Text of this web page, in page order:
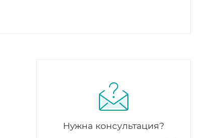
Нужна консультация?